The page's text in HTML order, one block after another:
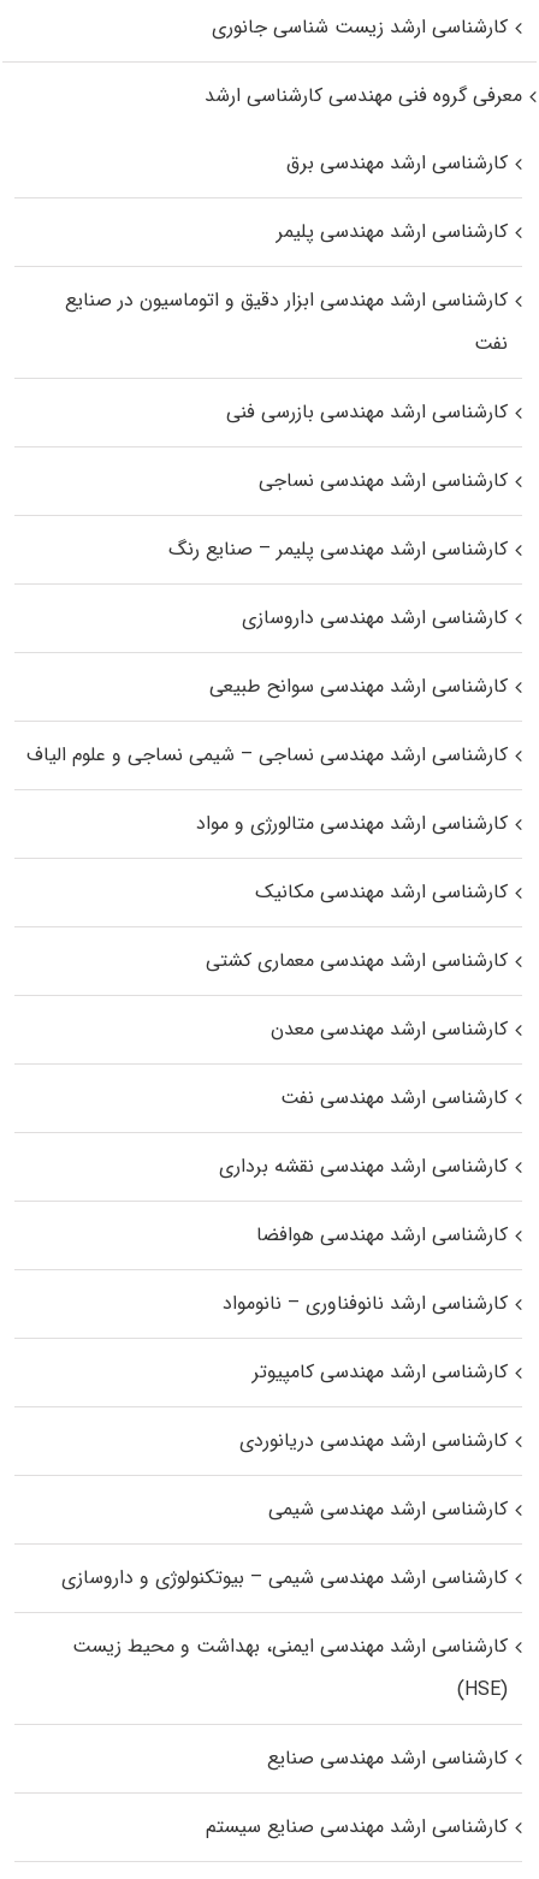
کارشناسی ارشد زیست‌ شناسی جانوری
معرفی گروه فنی مهندسی کارشناسی ارشد
کارشناسی ارشد مهندسی برق
کارشناسی ارشد مهندسی پلیمر
کارشناسی ارشد مهندسی ابزار دقیق و اتوماسیون در صنایع
نفت
کارشناسی ارشد مهندسی بازرسی فنی
کارشناسی ارشد مهندسی نساجی
کارشناسی ارشد مهندسی پلیمر – صنایع رنگ
کارشناسی ارشد مهندسی داروسازی
کارشناسی ارشد مهندسی سوانح طبیعی
کارشناسی ارشد مهندسی نساجی – شیمی نساجی و علوم الیاف
کارشناسی ارشد مهندسی متالورژی و مواد
کارشناسی ارشد مهندسی مکانیک
کارشناسی ارشد مهندسی معماری کشتی
کارشناسی ارشد مهندسی معدن
کارشناسی ارشد مهندسی نفت
کارشناسی ارشد مهندسی نقشه برداری
کارشناسی ارشد مهندسی هوافضا
کارشناسی ارشد نانوفناوری – نانومواد
کارشناسی ارشد مهندسی کامپیوتر
کارشناسی ارشد مهندسی دریانوردی
کارشناسی ارشد مهندسی شیمی
کارشناسی ارشد مهندسی شیمی – بیوتکنولوژی و داروسازی
کارشناسی ارشد مهندسی ایمنی، بهداشت و محیط زیست
(HSE)
کارشناسی ارشد مهندسی صنایع
کارشناسی ارشد مهندسی صنایع سیستم